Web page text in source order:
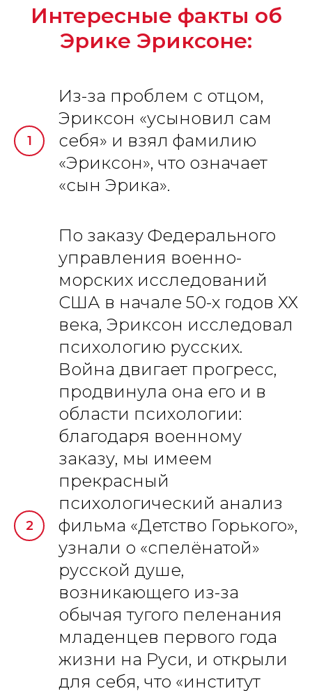
Интересные факты об
Эрике Эриксоне:
Из-за проблем с отцом,
Эриксон «усыновил сам
себя» и взял фамилию
«Эриксон», что означает
«сын Эрика».
По заказу Федерального
управления военно-
морских исследований
США в начале 50-х годов ХХ
века, Эриксон исследовал
психологию русских.
Война двигает прогресс,
продвинула она его и в
области психологии:
благодаря военному
заказу, мы имеем
прекрасный
психологический анализ
фильма «Детство Горького»,
узнали о «спелёнатой»
русской душе,
возникающего из-за
обычая тугого пеленания
младенцев первого года
жизни на Руси, и открыли
для себя, что «институт